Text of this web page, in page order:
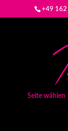
+49 162
Seite wählen